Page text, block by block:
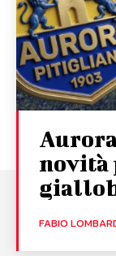
novità
FABIO